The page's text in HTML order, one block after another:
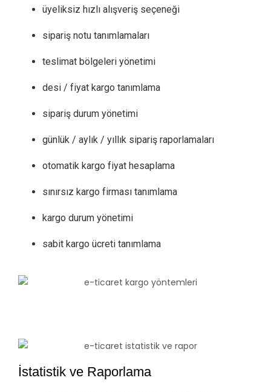
üyeliksiz hızlı alışveriş seçeneği
sipariş notu tanımlamaları
teslimat bölgeleri yönetimi
desi / fiyat kargo tanımlama
sipariş durum yönetimi
günlük / aylık / yıllık sipariş raporlamaları
otomatik kargo fiyat hesaplama
sınırsız kargo firması tanımlama
kargo durum yönetimi
sabit kargo ücreti tanımlama
İstatistik ve Raporlama